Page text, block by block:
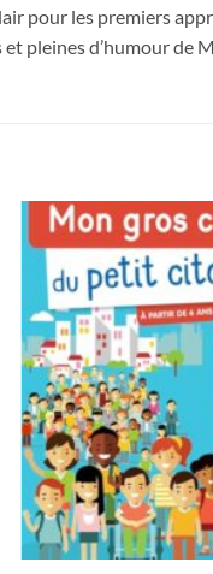
pour les premiers
pleines d’humour